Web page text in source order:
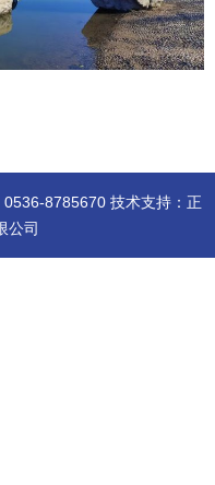
8785670 技术支持：正
公司